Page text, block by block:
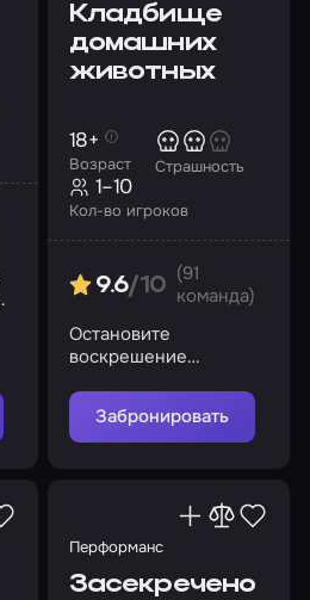
Кладбище
домашних
животных
Возраст
18+
Страшность
Кол-во игроков
1–10
9.6/10
(91
команда)
Остановите
воскрешение
злому духу свести вас
с умаЗабронировать
Перформанс
Засекречено